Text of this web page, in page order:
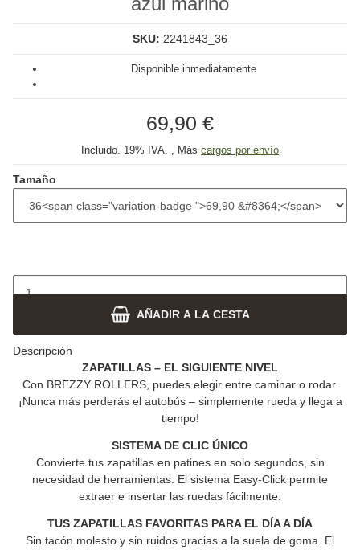
SKU: 2241843_36
Disponible inmediatamente
69,90 €
Incluido. 19% IVA. , Más cargos por envío
Tamaño
AÑADIR A LA CESTA
Descripción
ZAPATILLAS – EL SIGUIENTE NIVEL
Con BREZZY ROLLERS, puedes elegir entre caminar o rodar.
¡Nunca más perderás el autobús – simplemente rueda y llega a
tiempo!
SISTEMA DE CLIC ÚNICO
Convierte tus zapatillas en patines en solo segundos, sin
necesidad de herramientas. El sistema Easy-Click permite
extraer e insertar las ruedas fácilmente.
TUS ZAPATILLAS FAVORITAS PARA EL DÍA A DÍA
Sin tacón molesto y sin ruidos gracias a la suela de goma. El